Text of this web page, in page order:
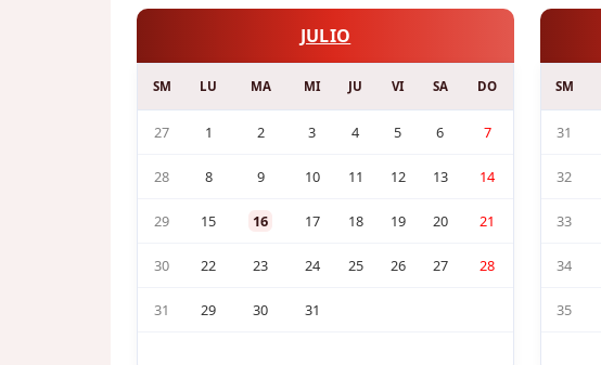
JULIO
SM LU MA MI JU VI SA DO
27 1 2 3 4 5 6 7
28 8 9 10 11 12 13 14
29 15 16 17 18 19 20 21
30 22 23 24 25 26 27 28
31 29 30 31
SM
31
32
33
34
35